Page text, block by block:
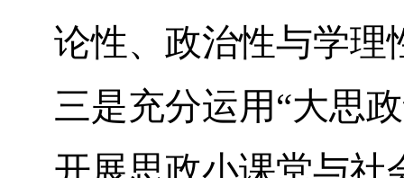
论性、政治性与学理
三是充分运用“大思